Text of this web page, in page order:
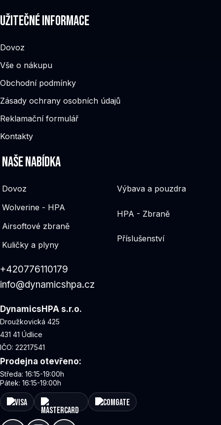
Užitečné informace
Dovoz
Vše o nákupu
Obchodní podmínky
Zásady ochrany osobních údajů
Reklamační formulář
Kontakty
Naše nabídka
Dovoz
Wolverine - HPA
Airsoftové zbraně
Kuličky a plyny
Výbava a pouzdra
HPA - Zbraně
Příslušenství
+420776110179
info@dynamicshpa.cz
DynamicsHPA s.r.o.
Droužkovická 425
431 41 Údlice
IČO: 22217541
Prodejna otevřeno:
Středa: 16:15-19:00h
Pátek: 16:15-19:00h